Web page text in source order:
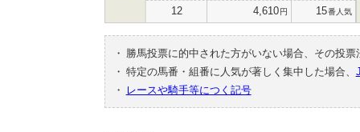
12 4,610円 15番人気
・
勝馬投票に的中された方がいない場合、その投
・ 特定の馬番・組番に人気が著しく集中した場合、
・
レースや騎手等につく記号